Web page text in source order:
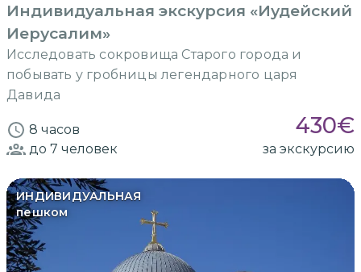
Индивидуальная экскурсия «Иудейский
Иерусалим»
Исследовать сокровища Старого города и
побывать у гробницы легендарного царя
Давида
8 часов 430€
до 7 человек за экскурсию
ИНДИВИДУАЛЬНАЯ
пешком